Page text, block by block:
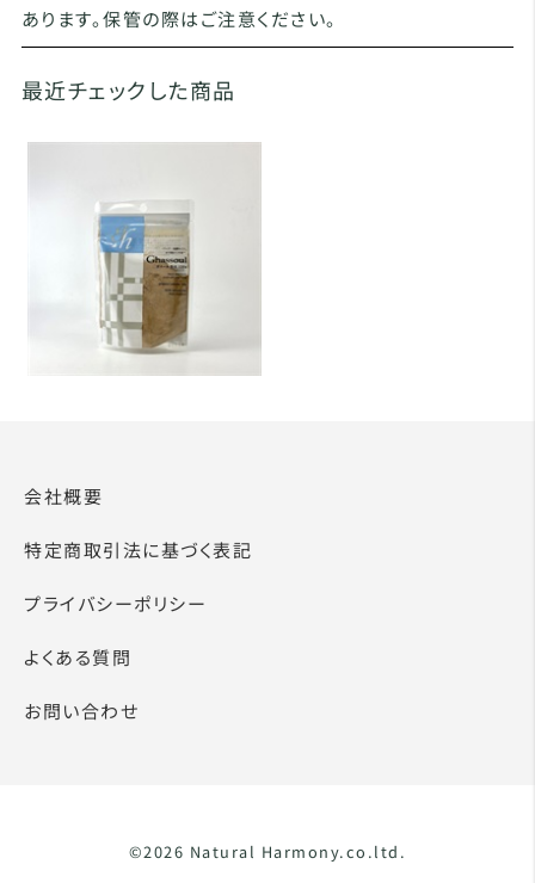
あります。保管の際はご注意ください。
最近チェックした商品
会社概要
特定商取引法に基づく表記
プライバシーポリシー
よくある質問
お問い合わせ
©2026 Natural Harmony.co.ltd.